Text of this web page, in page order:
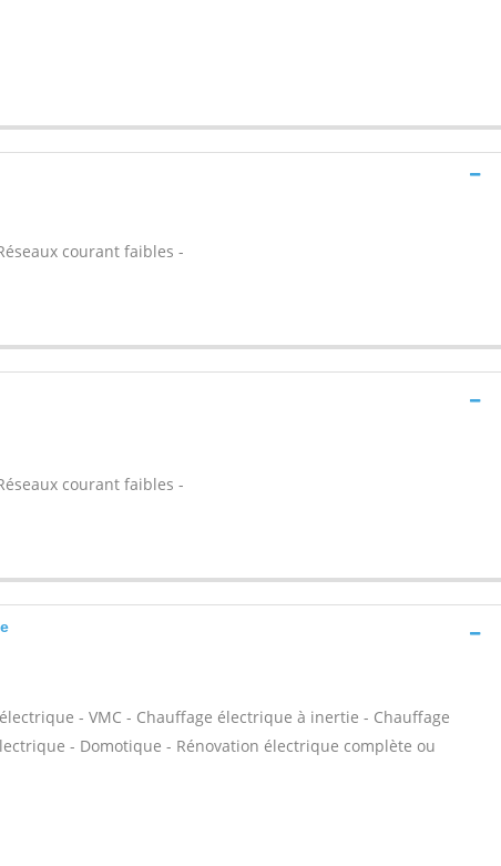
courant faibles -
courant faibles -
- VMC - Chauffage électrique à inertie - Chauffage
- Domotique - Rénovation électrique complète ou